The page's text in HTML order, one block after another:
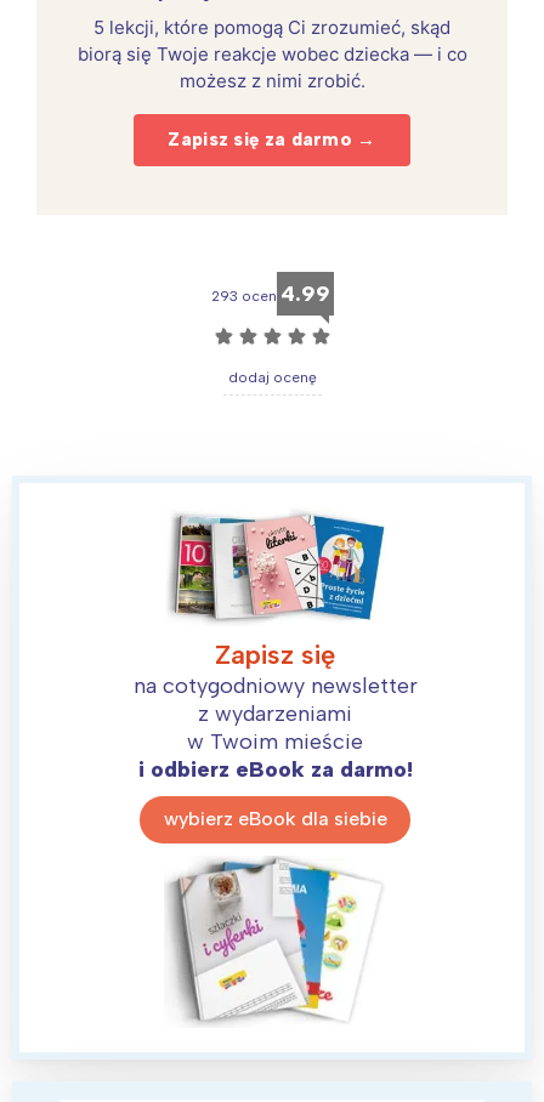
5 lekcji, które pomogą Ci zrozumieć, skąd
biorą się Twoje reakcje wobec dziecka — i co
możesz z nimi zrobić.
Zapisz się za darmo →
293 ocen 4.99
☆ ☆ ☆ ☆ ☆
dodaj ocenę
Zapisz się
na cotygodniowy newsletter
z wydarzeniami
w Twoim mieście
i odbierz eBook za darmo!
wybierz eBook dla siebie
Interesują mnie wydarzenia z
tego regionu: